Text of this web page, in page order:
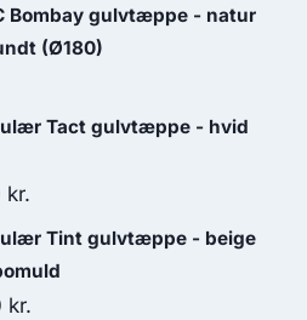
Bombay gulvtæppe - natur
(Ø180)
Tact gulvtæppe - hvid
kr.
Tint gulvtæppe - beige
kr.